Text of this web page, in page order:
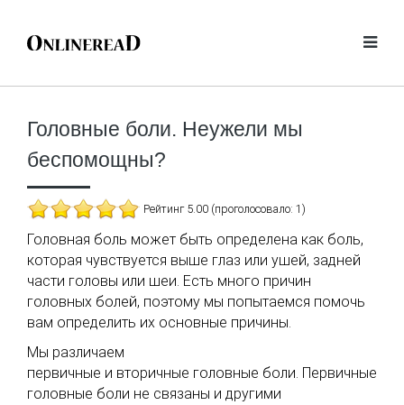
Головные боли. Неужели мы
беспомощны?
Рейтинг 5.00 (проголосовало: 1)
Головная боль может быть определена как боль,
которая чувствуется выше глаз или ушей, задней
части головы или шеи. Есть много причин
головных болей, поэтому мы попытаемся помочь
вам определить их основные причины.
Мы различаем
первичные и вторичные головные боли. Первичные
головные боли не связаны и другими